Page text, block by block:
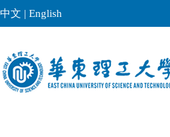
中文 | English